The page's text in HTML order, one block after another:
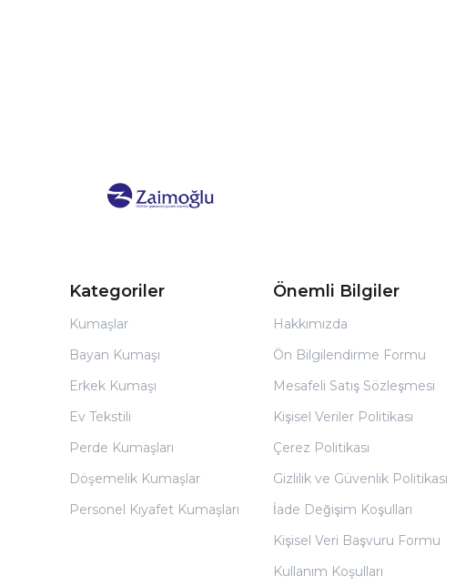
Kategoriler
Kumaşlar
Bayan Kumaşı
Erkek Kumaşı
Ev Tekstili
Perde Kumaşları
Döşemelik Kumaşlar
Personel Kıyafet Kumaşları
Önemli Bilgiler
Hakkımızda
Ön Bilgilendirme Formu
Mesafeli Satış Sözleşmesi
Kişisel Veriler Politikası
Çerez Politikası
Gizlilik ve Güvenlik Politikası
İade Değişim Koşulları
Kişisel Veri Başvuru Formu
Kullanım Koşulları